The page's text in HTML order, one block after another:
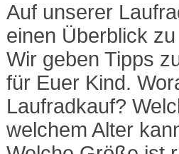
Auf unserer
einen Überblick
Wir geben Tipps
für Euer Kind.
Laufradkauf?
welchem Alter